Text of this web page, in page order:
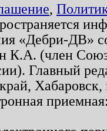
,
«Дебри-ДВ»
К.А. (член
Главный